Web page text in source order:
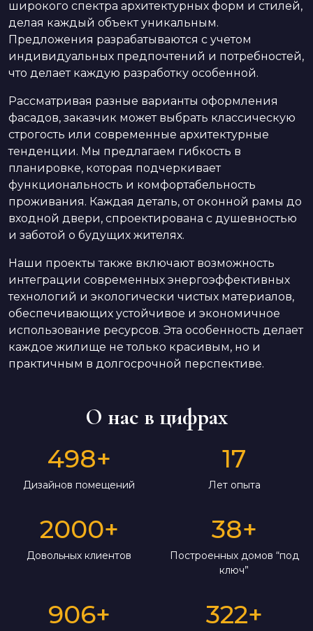
широкого спектра архитектурных форм и стилей,
делая каждый объект уникальным.
Предложения разрабатываются с учетом
индивидуальных предпочтений и потребностей,
что делает каждую разработку особенной.
Рассматривая разные варианты оформления
фасадов, заказчик может выбрать классическую
строгость или современные архитектурные
тенденции. Мы предлагаем гибкость в
планировке, которая подчеркивает
функциональность и комфортабельность
проживания. Каждая деталь, от оконной рамы до
входной двери, спроектирована с душевностью
и заботой о будущих жителях.
Наши проекты также включают возможность
интеграции современных энергоэффективных
технологий и экологически чистых материалов,
обеспечивающих устойчивое и экономичное
использование ресурсов. Эта особенность делает
каждое жилище не только красивым, но и
практичным в долгосрочной перспективе.
О нас в цифрах
498+
Дизайнов помещений
17
Лет опыта
2000+
Довольных клиентов
38+
Построенных домов “под
ключ”
906+ 322+